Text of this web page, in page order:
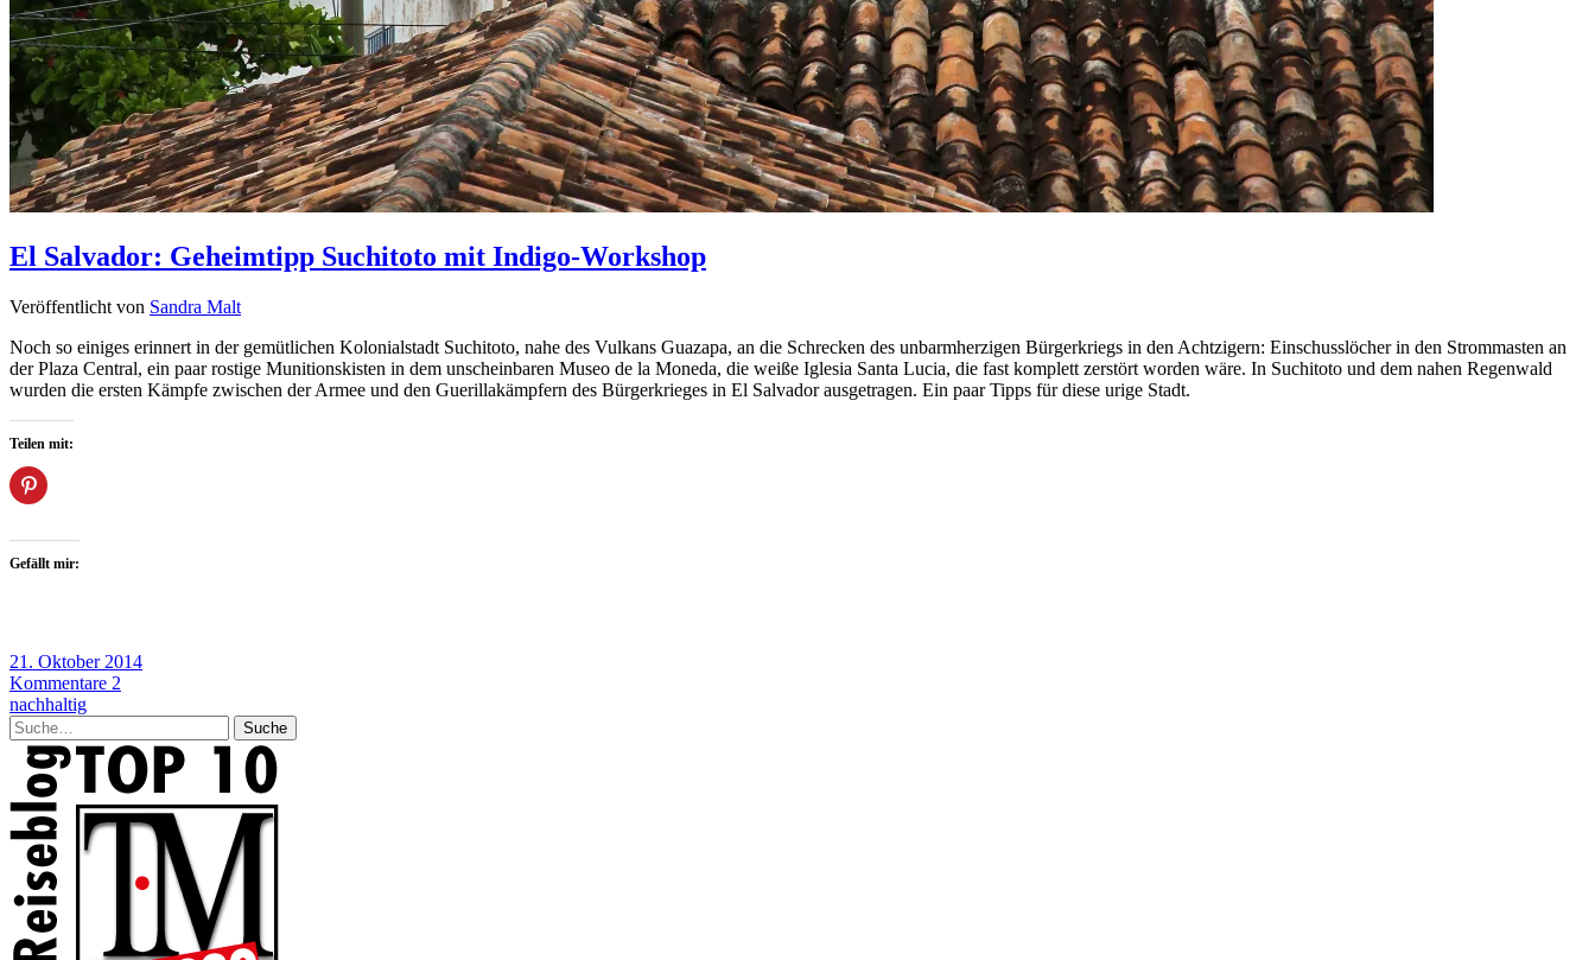
El Salvador: Geheimtipp Suchitoto mit Indigo-Workshop
Veröffentlicht von Sandra Malt
Noch so einiges erinnert in der gemütlichen Kolonialstadt Suchitoto, nahe des Vulkans Guazapa, an die Schrecken des unbarmherzigen Bürgerkriegs in den Achtzigern: Einschusslöcher in den Strommasten an
der Plaza Central, ein paar rostige Munitionskisten in dem unscheinbaren Museo de la Moneda, die weiße Iglesia Santa Lucia, die fast komplett zerstört worden wäre. In Suchitoto und dem nahen Regenwald
wurden die ersten Kämpfe zwischen der Armee und den Guerillakämpfern des Bürgerkrieges in El Salvador ausgetragen. Ein paar Tipps für diese urige Stadt.
Teilen mit:
Gefällt mir:
21. Oktober 2014
Kommentare 2
nachhaltig
Suche